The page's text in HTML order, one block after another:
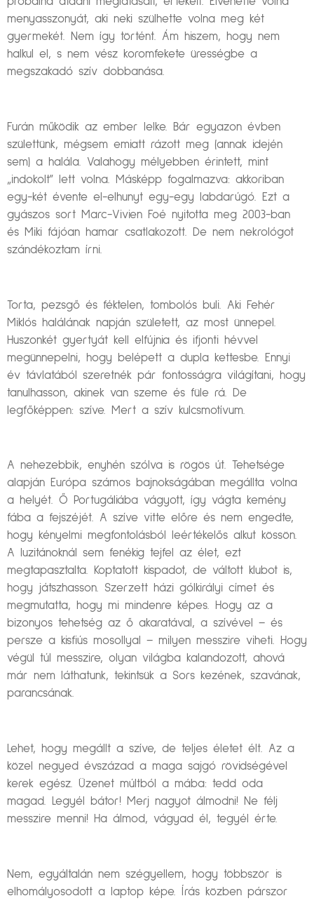
menyasszonyát, aki neki szülhette volna meg két
gyermekét. Nem így történt. Ám hiszem, hogy nem
halkul el, s nem vész koromfekete ürességbe a
megszakadó szív dobbanása.
Furán működik az ember lelke. Bár egyazon évben
születtünk, mégsem emiatt rázott meg (annak idején
sem) a halála. Valahogy mélyebben érintett, mint
„indokolt” lett volna. Másképp fogalmazva: akkoriban
egy-két évente el-elhunyt egy-egy labdarúgó. Ezt a
gyászos sort Marc-Vivien Foé nyitotta meg 2003-ban
és Miki fájóan hamar csatlakozott. De nem nekrológot
szándékoztam írni.
Torta, pezsgő és féktelen, tombolós buli. Aki Fehér
Miklós halálának napján született, az most ünnepel.
Huszonkét gyertyát kell elfújnia és ifjonti hévvel
megünnepelni, hogy belépett a dupla kettesbe. Ennyi
év távlatából szeretnék pár fontosságra világítani, hogy
tanulhasson, akinek van szeme és füle rá. De
legfőképpen: szíve. Mert a szív kulcsmotívum.
A nehezebbik, enyhén szólva is rögös út. Tehetsége
alapján Európa számos bajnokságában megállta volna
a helyét. Ő Portugáliába vágyott, így vágta kemény
fába a fejszéjét. A szíve vitte előre és nem engedte,
hogy kényelmi megfontolásból leértékelős alkut kössön.
A luzitánoknál sem fenékig tejfel az élet, ezt
megtapasztalta. Koptatott kispadot, de váltott klubot is,
hogy játszhasson. Szerzett házi gólkirályi címet és
megmutatta, hogy mi mindenre képes. Hogy az a
bizonyos tehetség az ő akaratával, a szívével – és
persze a kisfiús mosollyal – milyen messzire viheti. Hogy
végül túl messzire, olyan világba kalandozott, ahová
már nem láthatunk, tekintsük a Sors kezének, szavának,
parancsának.
Lehet, hogy megállt a szíve, de teljes életet élt. Az a
közel negyed évszázad a maga sajgó rövidségével
kerek egész. Üzenet múltból a mába: tedd oda
magad. Legyél bátor! Merj nagyot álmodni! Ne félj
messzire menni! Ha álmod, vágyad él, tegyél érte.
Nem, egyáltalán nem szégyellem, hogy többször is
elhomályosodott a laptop képe. Írás közben párszor